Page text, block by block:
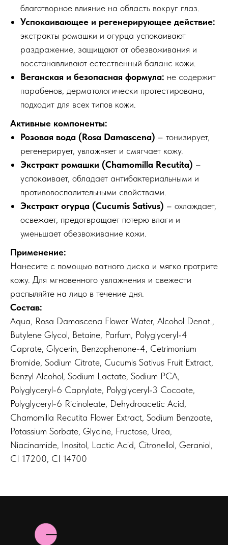
благотворное влияние на область вокруг глаз.
Успокаивающее и регенерирующее действие:
экстракты ромашки и огурца успокаивают
раздражение, защищают от обезвоживания и
восстанавливают естественный баланс кожи.
Веганская и безопасная формула: не содержит
парабенов, дерматологически протестирована,
подходит для всех типов кожи.
Активные компоненты:
Розовая вода (Rosa Damascena) – тонизирует,
регенерирует, увлажняет и смягчает кожу.
Экстракт ромашки (Chamomilla Recutita) –
успокаивает, обладает антибактериальными и
противовоспалительными свойствами.
Экстракт огурца (Cucumis Sativus) – охлаждает,
освежает, предотвращает потерю влаги и
уменьшает обезвоживание кожи.
Применение:
Нанесите с помощью ватного диска и мягко протрите
кожу. Для мгновенного увлажнения и свежести
распыляйте на лицо в течение дня.
Состав:
Aqua, Rosa Damascena Flower Water, Alcohol Denat.,
Butylene Glycol, Betaine, Parfum, Polyglyceryl-4
Caprate, Glycerin, Benzophenone-4, Cetrimonium
Bromide, Sodium Citrate, Cucumis Sativus Fruit Extract,
Benzyl Alcohol, Sodium Lactate, Sodium PCA,
Polyglyceryl-6 Caprylate, Polyglyceryl-3 Cocoate,
Polyglyceryl-6 Ricinoleate, Dehydroacetic Acid,
Chamomilla Recutita Flower Extract, Sodium Benzoate,
Potassium Sorbate, Glycine, Fructose, Urea,
Niacinamide, Inositol, Lactic Acid, Citronellol, Geraniol,
CI 17200, CI 14700